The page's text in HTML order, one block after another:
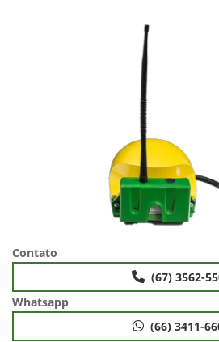
Contato
(67) 3562-
Whatsapp
(66) 3411-